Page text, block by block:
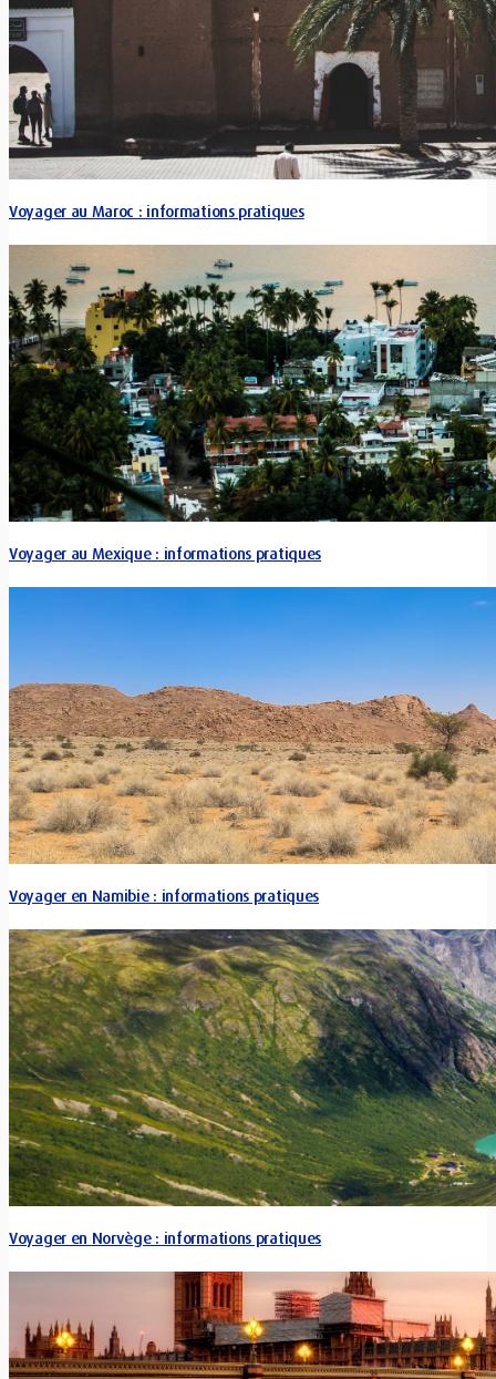
Voyager au Maroc : informations pratiques
Voyager au Mexique : informations pratiques
Voyager en Namibie : informations pratiques
Voyager en Norvège : informations pratiques